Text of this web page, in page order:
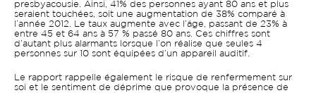
presbyacousie. Ainsi, 41% des personnes ayant 80 ans et plus
seraient touchées, soit une augmentation de 38% comparé à
l’année 2012. Le taux augmente avec l’âge, passant de 23% à
entre 45 et 64 ans à 57 % passé 80 ans. Ces chiffres sont
d’autant plus alarmants lorsque l’on réalise que seules 4
personnes sur 10 sont équipées d’un appareil auditif.
Le rapport rappelle également le risque de renfermement sur
soi et le sentiment de déprime que provoque la présence de